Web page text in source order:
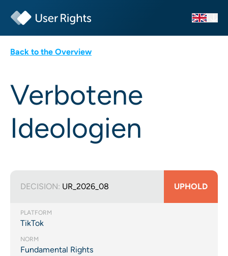
Back to the Overview
Verbotene
Ideologien
DECISION: UR_2026_08 UPHOLD
PLATFORM
TikTok
NORM
Fundamental Rights